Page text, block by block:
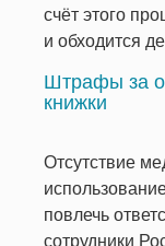
счёт этого
и обходится
Штрафы за
книжки
Отсутствие
повлечь
сотрудники